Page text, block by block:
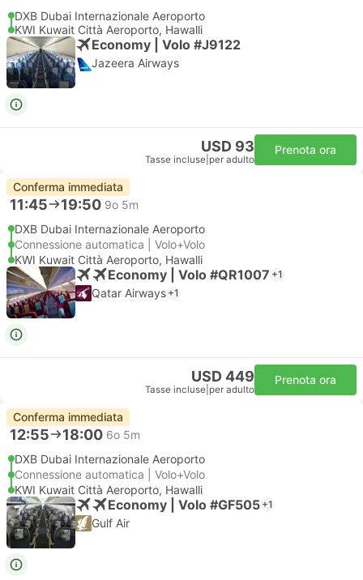
DXB Dubai Internazionale Aeroporto
KWI Kuwait Città Aeroporto, Hawalli
Economy | Volo #J9122
Jazeera Airways
USD 93
Tasse incluse per adulto
Prenota ora
Conferma immediata
11:45 19:50 9o 5m
DXB Dubai Internazionale Aeroporto
Connessione automatica | Volo+Volo
KWI Kuwait Città Aeroporto, Hawalli
Economy | Volo #QR1007 +1
Qatar Airways +1
USD 449
Tasse incluse per adulto
Prenota ora
Conferma immediata
12:55 18:00 6o 5m
DXB Dubai Internazionale Aeroporto
Connessione automatica | Volo+Volo
KWI Kuwait Città Aeroporto, Hawalli
Economy | Volo #GF505 +1
Gulf Air